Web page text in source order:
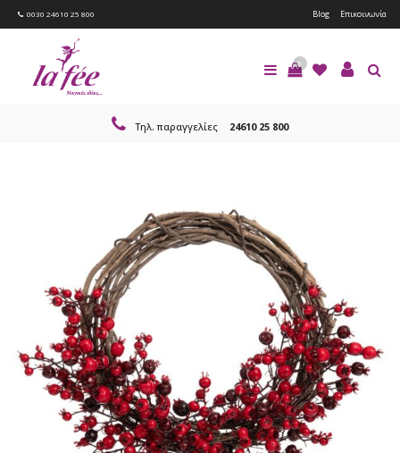
0030 24610 25 800 Blog Επικοινωνία
0
Τηλ. παραγγελίες 24610 25 800